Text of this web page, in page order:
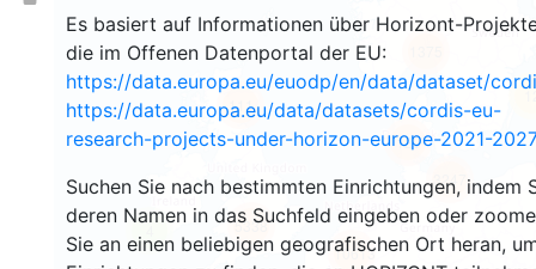
Es basiert auf Informationen über Horizont-
die im Offenen Datenportal der EU:
https://data.europa.eu/euodp/en/data/dataset/
https://data.europa.eu/data/datasets/cordis-eu-
research-projects-under-horizon-europe-2021-2027
Suchen Sie nach bestimmten Einrichtungen, indem
deren Namen in das Suchfeld eingeben oder
Sie an einen beliebigen geografischen Ort heran,
129
111
3247
5338
10613